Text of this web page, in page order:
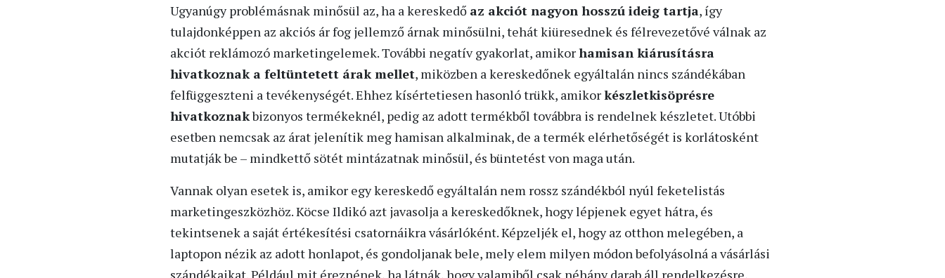
Ugyanúgy problémásnak minősül az, ha a kereskedő az akciót nagyon hosszú ideig tartja, így
tulajdonképpen az akciós ár fog jellemző árnak minősülni, tehát kiüresednek és félrevezetővé válnak az
akciót reklámozó marketingelemek. További negatív gyakorlat, amikorhamisan kiárusításra
hivatkoznak a feltüntetett árak mellet, miközben a kereskedőnek egyáltalán nincs szándékában
felfüggeszteni a tevékenységét. Ehhez kísértetiesen hasonló trükk, amikorkészletkisöprésre
hivatkoznakbizonyos termékeknél, pedig az adott termékből továbbra is rendelnek készletet. Utóbbi
esetben nemcsak az árat jelenítik meg hamisan alkalminak, de a termék elérhetőségét is korlátosként
mutatják be – mindkettő sötét mintázatnak minősül, és büntetést von maga után.
Vannak olyan esetek is, amikor egy kereskedő egyáltalán nem rossz szándékból nyúl feketelistás
marketingeszközhöz. Köcse Ildikó azt javasolja a kereskedőknek, hogy lépjenek egyet hátra, és
tekintsenek a saját értékesítési csatornáikra vásárlóként. Képzeljék el, hogy az otthon melegében, a
laptopon nézik az adott honlapot, és gondoljanak bele, mely elem milyen módon befolyásolná a vásárlási